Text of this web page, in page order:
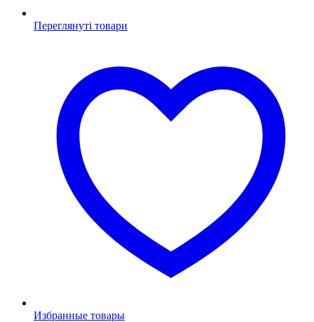
Переглянуті товари
Избранные товары